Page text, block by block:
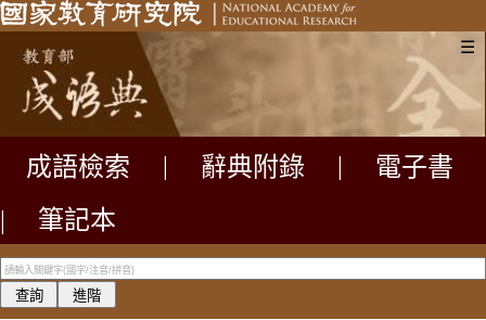
☰
成語檢索 辭典附錄
電子書
|
筆記本